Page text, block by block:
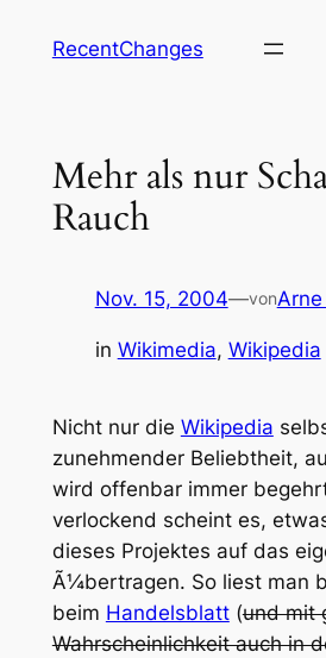
InhaltRecentChanges
Mehr als nur
Rauch
Nov. 15, 2004—von
in Wikimedia, Wikipedia
Nicht nur die Wikipedia
zunehmender Beliebtheit,
wird offenbar immer
verlockend scheint es,
dieses Projektes auf das
Ã¼bertragen. So liest man
beim Handelsblatt(und mit
Wahrscheinlichkeit auch in